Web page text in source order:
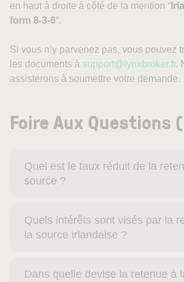
en haut à droite à côté de la mention “
form 8-3-6“.
Si vous n’y parvenez pas, vous pouvez
les documents à support@lynxbroker.fr.
assisterons à soumettre votre demande.
Foire Aux Questions
Quel est le taux réduit de la
source ?
Quels intérêts sont visés par la
la source irlandaise ?
Dans quelle devise la retenue à